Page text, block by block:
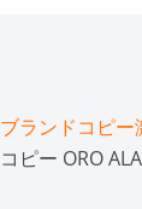
ブランドコピ
コピー ORO